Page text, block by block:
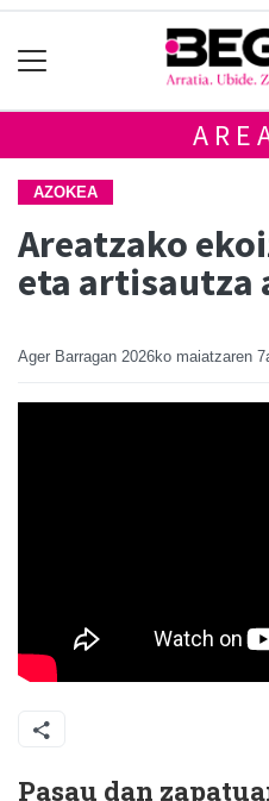
AZOKEA
Areatzako
eta artisautza
Ager Barragan 2026ko maiatzaren
Pasau dan